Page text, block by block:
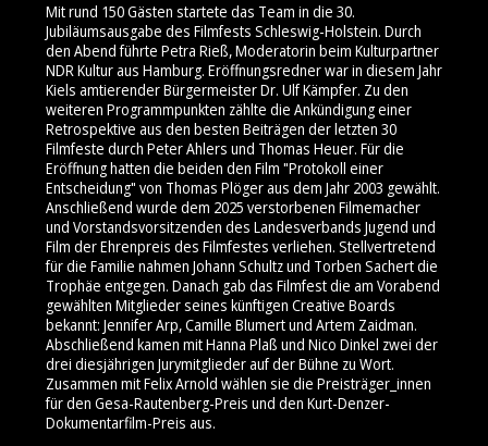
Mit rund 150 Gästen startete das Team in die 30.
Jubiläumsausgabe des Filmfests Schleswig-Holstein. Durch
den Abend führte Petra Rieß, Moderatorin beim Kulturpartner
NDR Kultur aus Hamburg. Eröffnungsredner war in diesem Jahr
Kiels amtierender Bürgermeister Dr. Ulf Kämpfer. Zu den
weiteren Programmpunkten zählte die Ankündigung einer
Retrospektive aus den besten Beiträgen der letzten 30
Filmfeste durch Peter Ahlers und Thomas Heuer. Für die
Eröffnung hatten die beiden den Film "Protokoll einer
Entscheidung" von Thomas Plöger aus dem Jahr 2003 gewählt.
Anschließend wurde dem 2025 verstorbenen Filmemacher
und Vorstandsvorsitzenden des Landesverbands Jugend und
Film der Ehrenpreis des Filmfestes verliehen. Stellvertretend
für die Familie nahmen Johann Schultz und Torben Sachert die
Trophäe entgegen. Danach gab das Filmfest die am Vorabend
gewählten Mitglieder seines künftigen Creative Boards
bekannt: Jennifer Arp, Camille Blumert und Artem Zaidman.
Abschließend kamen mit Hanna Plaß und Nico Dinkel zwei der
drei diesjährigen Jurymitglieder auf der Bühne zu Wort.
Zusammen mit Felix Arnold wählen sie die Preisträger_innen
für den Gesa-Rautenberg-Preis und den Kurt-Denzer-
Dokumentarfilm-Preis aus.